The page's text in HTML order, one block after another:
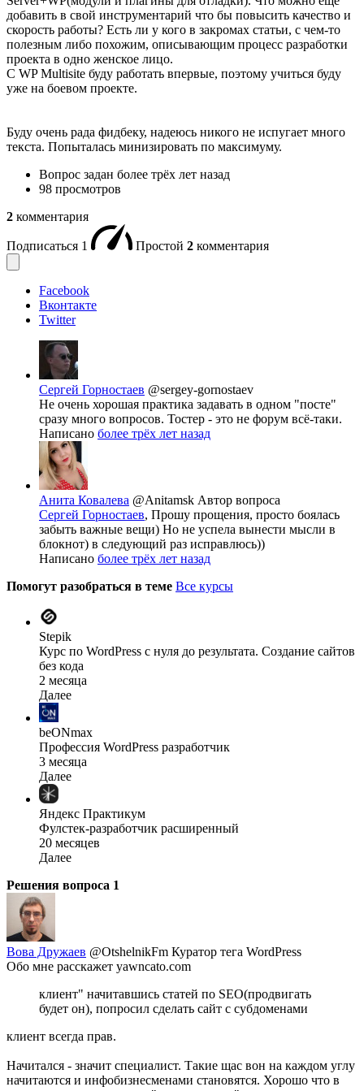
добавить в свой инструментарий что бы повысить качество и
скорость работы? Есть ли у кого в закромах статьи, с чем-то
полезным либо похожим, описывающим процесс разработки
проекта в одно женское лицо.
С WP Multisite буду работать впервые, поэтому учиться буду
уже на боевом проекте.
Буду очень рада фидбеку, надеюсь никого не испугает много
текста. Попыталась минизировать по максимуму.
Вопрос задан более трёх лет назад
98 просмотров
2 комментария
Подписаться 1 Простой 2 комментария
Facebook
Вконтакте
Twitter
Сергей Горностаев @sergey-gornostaev
Не очень хорошая практика задавать в одном "посте"
сразу много вопросов. Тостер - это не форум всё-таки.
Написано более трёх лет назад
Анита Ковалева @Anitamsk Автор вопроса
Сергей Горностаев, Прошу прощения, просто боялась
забыть важные вещи) Но не успела вынести мысли в
блокнот) в следующий раз исправлюсь))
Написано более трёх лет назад
Помогут разобраться в теме Все курсы
Stepik
Курс по WordPress с нуля до результата. Создание сайтов
без кода
2 месяца
Далее
beONmax
Профессия WordPress разработчик
3 месяца
Далее
Яндекс Практикум
Фулстек-разработчик расширенный
20 месяцев
Далее
Решения вопроса 1
Вова Дружаев @OtshelnikFm Куратор тега WordPress
Обо мне расскажет yawncato.com
клиент" начитавшись статей по SEO(продвигать
будет он), попросил сделать сайт с субдоменами
клиент всегда прав.
Начитался - значит специалист. Такие щас вон на каждом углу
начитаются и инфобизнесменами становятся. Хорошо что в